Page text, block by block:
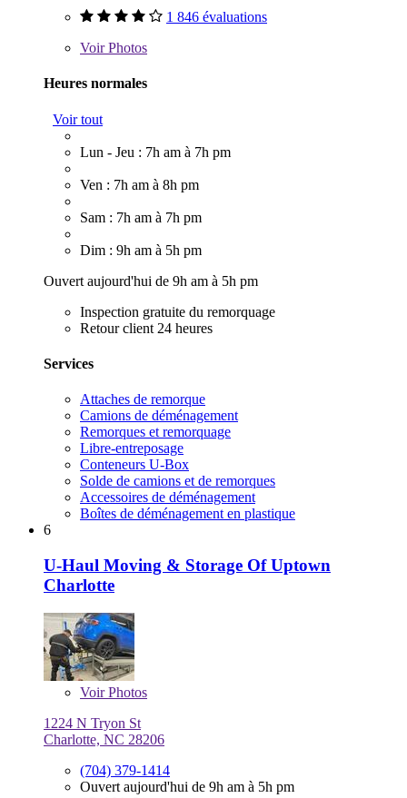
1 846 évaluations
VoirPhotos
Heures normales
Voir tout
Lun - Jeu : 7h am à 7h pm
Ven : 7h am à 8h pm
Sam : 7h am à 7h pm
Dim : 9h am à 5h pm
Ouvert aujourd'hui de 9h am à 5h pm
Inspection gratuite du remorquage
Retour client 24 heures
Services
Attaches de remorque
Camions de déménagement
Remorques et remorquage
Libre-entreposage
Conteneurs U-Box
Solde de camions et de remorques
Accessoires de déménagement
Boîtes de déménagement en plastique
6
U-Haul Moving & Storage Of Uptown
Charlotte
VoirPhotos
1224 N Tryon St
Charlotte, NC 28206
(704) 379-1414
Ouvert aujourd'hui de 9h am à 5h pm